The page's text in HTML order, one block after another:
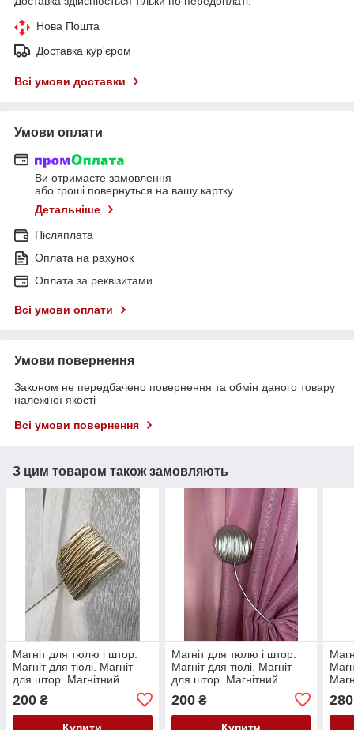
Нова Пошта
Доставка кур'єром
Всі умови доставки
Умови оплати
Ви отримаєте замовлення
або гроші повернуться на вашу картку
Детальніше
Післяплата
Оплата на рахунок
Оплата за реквізитами
Всі умови оплати
Умови повернення
Законом не передбачено повернення та обмін даного товару
належної якості
Всі умови повернення
З цим товаром також замовляють
Магніт для тюлю і штор.
Магніт для тюлі. Магніт
для штор. Магнітний
підхват. Підхват для штор.
Зажим для тюлі. Магніт
для тюля
200 ₴
Магніт для тюлю і штор.
Магніт для тюлі. Магніт
для штор. Магнітний
підхват. Підхват для штор.
Зажим для тюлі. Магніт
для тюля
200₴ 280